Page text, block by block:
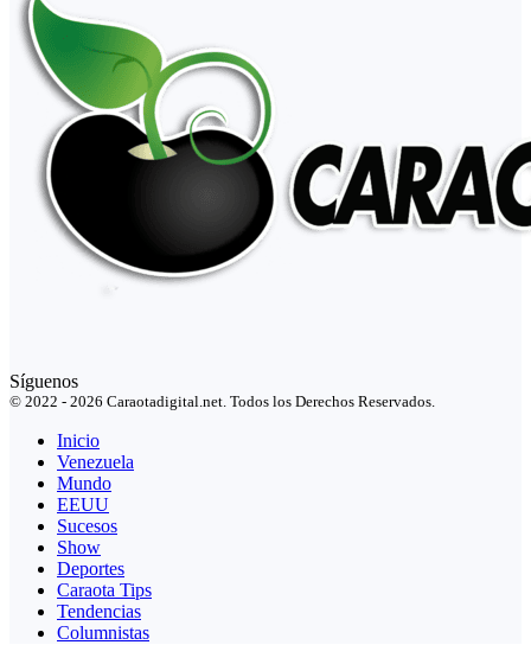
Síguenos
© 2022 - 2026 Caraotadigital.net. Todos los Derechos Reservados.
Inicio
Venezuela
Mundo
EEUU
Sucesos
Show
Deportes
Caraota Tips
Tendencias
Columnistas